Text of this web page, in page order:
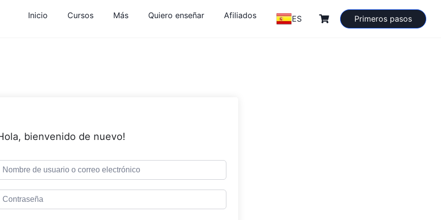
Inicio Cursos Más Quiero enseñar Afiliados ES Primeros pasos
bienvenido de nuevo!